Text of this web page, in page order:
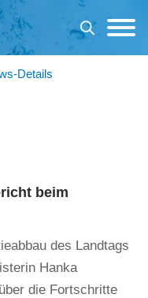
Details
beim
des Landtags
Hanka
die Fortschritte